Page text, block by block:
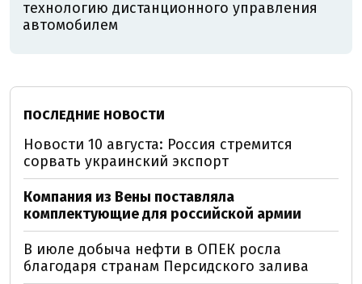
технологию дистанционного управления
автомобилем
ПОСЛЕДНИЕ НОВОСТИ
Новости 10 августа: Россия стремится
сорвать украинский экспорт
Компания из Вены поставляла
комплектующие для российской армии
В июле добыча нефти в ОПЕК росла
благодаря странам Персидского залива